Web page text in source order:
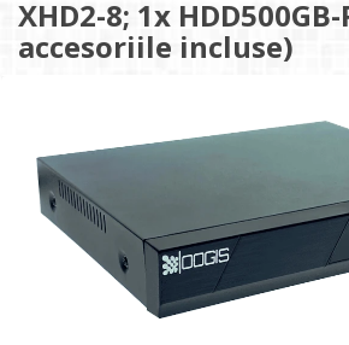
XHD2-8; 1x
accesoriile incluse)